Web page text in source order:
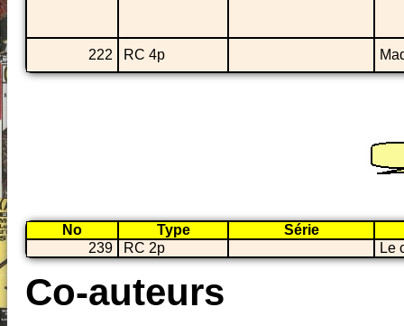
222 RC 4p
No Type
Série
239
RC 2p Le
Co-auteurs